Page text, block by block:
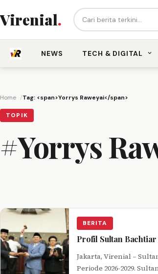
Virenial. Cari berita...
NEWS TECH & DIGITAL
Home Tag: <span>Yorrys Raweyai</span>
TOPIK
#Yorrys
BERITA
Profil Sultan
Jakarta, Virenial –
Periode 2026-2029.